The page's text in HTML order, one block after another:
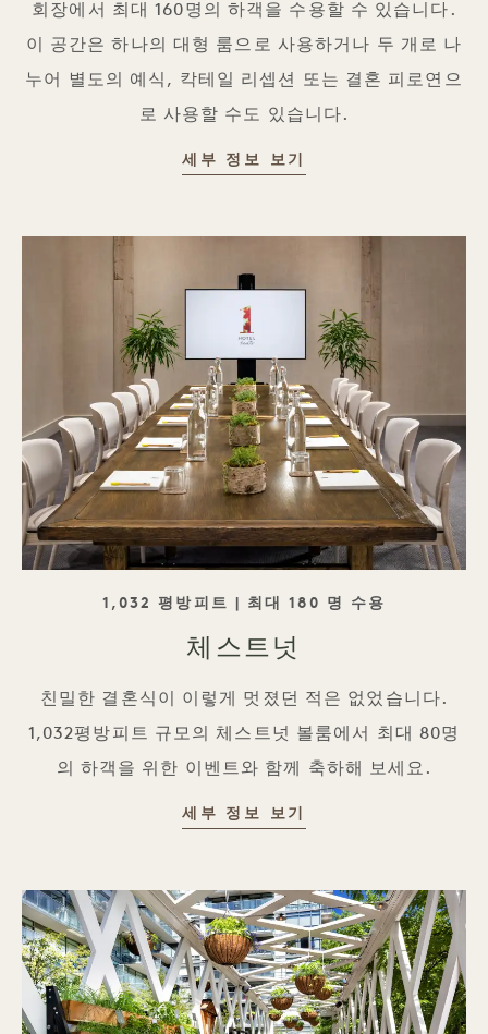
회장에서 최대 160명의 하객을 수용할 수 있습니다.
이 공간은 하나의 대형 룸으로 사용하거나 두 개로 나
누어 별도의 예식, 칵테일 리셉션 또는 결혼 피로연으
로 사용할 수도 있습니다.
세부 정보 보기
태그라인
1,032 평방피트 | 최대 180 명 수용
체스트넛
친밀한 결혼식이 이렇게 멋졌던 적은 없었습니다.
1,032평방피트 규모의 체스트넛 볼룸에서 최대 80명
의 하객을 위한 이벤트와 함께 축하해 보세요.
세부 정보 보기